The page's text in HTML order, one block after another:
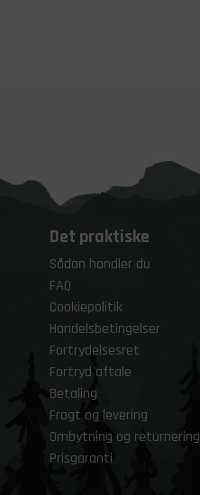
Det praktiske
Sådan handler du
FAQ
Cookiepolitik
Handelsbetingelser
Fortrydelsesret
Fortryd aftale
Betaling
Fragt og levering
Ombytning og returnering
Prisgaranti